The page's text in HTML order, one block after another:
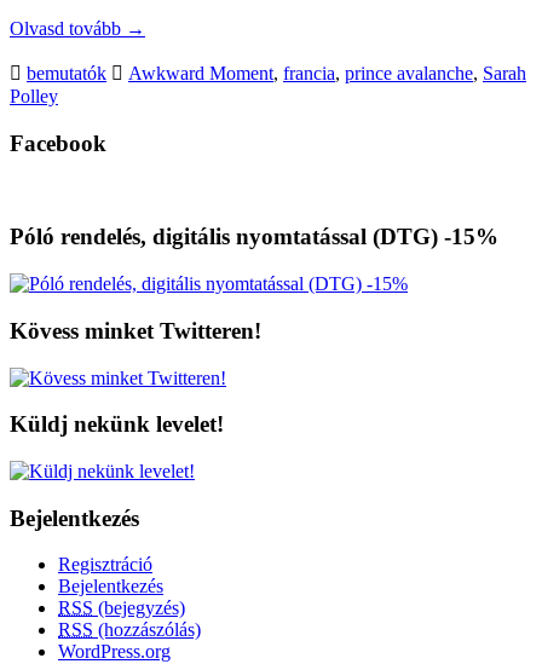
Olvasd tovább →
bemutatók Awkward Moment, francia, prince avalanche, Sarah
Polley
Facebook
Póló rendelés, digitális nyomtatással (DTG) -15%
Kövess minket Twitteren!
Küldj nekünk levelet!
Bejelentkezés
Regisztráció
Bejelentkezés
RSS (bejegyzés)
RSS (hozzászólás)
WordPress.org